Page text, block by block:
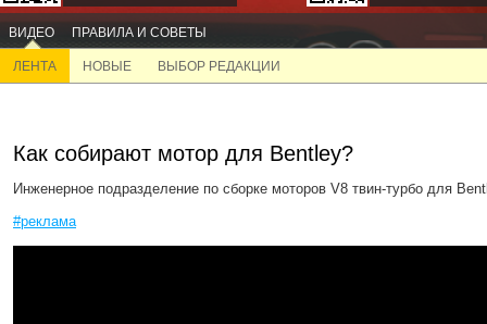
ВИДЕО ПРАВИЛА И СОВЕТЫ
ЛЕНТА НОВЫЕ ВЫБОР РЕДАКЦИИ
Как собирают мотор для Bentley?
Инженерное подразделение по сборке моторов V8 твин-турбо для
#реклама